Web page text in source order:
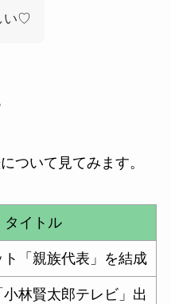
い♡
ついて見てみます。
タイトル
ト「親族代表」を結成
林賢太郎テレビ」出